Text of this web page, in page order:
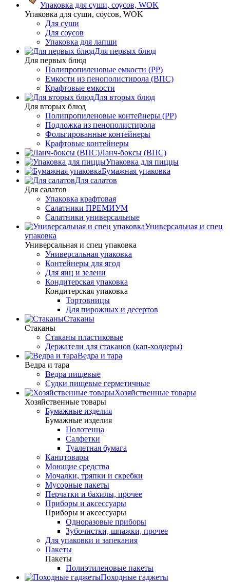
Упаковка для суши, соусов, WOK
Упаковка для суши, соусов, WOK
Для суши
Для соусов
Упаковка для лапши
Для первых блюд
Для первых блюд
Полипропиленовые емкости (PP)
Емкости из пенополистирола (ВПС)
Крафтовые емкости
Для вторых блюд
Для вторых блюд
Полипропиленовые контейнеры (PP)
Подложка из пенополистирола
Фольгированные контейнеры
Крафтовые контейнеры
Ланч-боксы (ВПС)
Упаковка для пиццы
Бумажная упаковка
Для салатов
Для салатов
Упаковка крафтовая
Салатники ПРЕМИУМ
Салатники универсальные
Универсальная и спец
упаковка
Универсальная и спец упаковка
Универсальная упаковка
Контейнеры для ягод
Для яиц и зелени
Кондитерская упаковка
Кондитерская упаковка
Тортовницы
Для пирожных и десертов
Стаканы
Стаканы
Стаканы пластиковые
Держатели для стаканов (кап-холдеры)
Ведра и тара
Ведра и тара
Ведра пищевые
Судки пищевые герметичные
Хозяйственные товары
Хозяйственные товары
Бумажные изделия
Бумажные изделия
Полотенца
Салфетки
Туалетная бумага
Канцтовары
Моющие средства
Мочалки, тряпки и скребки
Мусорные пакеты
Перчатки и бахилы, прочее
Приборы и аксессуары
Приборы и аксессуары
Одноразовые приборы
Зубочистки, шпажки, прочее
Для упаковки и запекания
Пакеты
Пакеты
Полиэтиленовые пакеты
Походные гаджеты